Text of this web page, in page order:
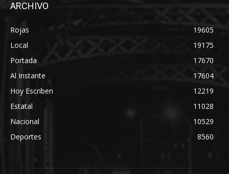
ARCHIVO
Rojas
19605
Local
19175
Portada
17670
Al Instante
17604
Hoy Escriben
12219
Estatal
11028
Nacional
10529
Deportes
8560